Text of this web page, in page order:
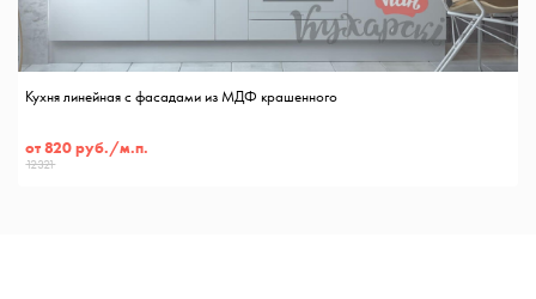
Кухня линейная с фасадами из МДФ крашенного
от 820 руб./м.п.
12321